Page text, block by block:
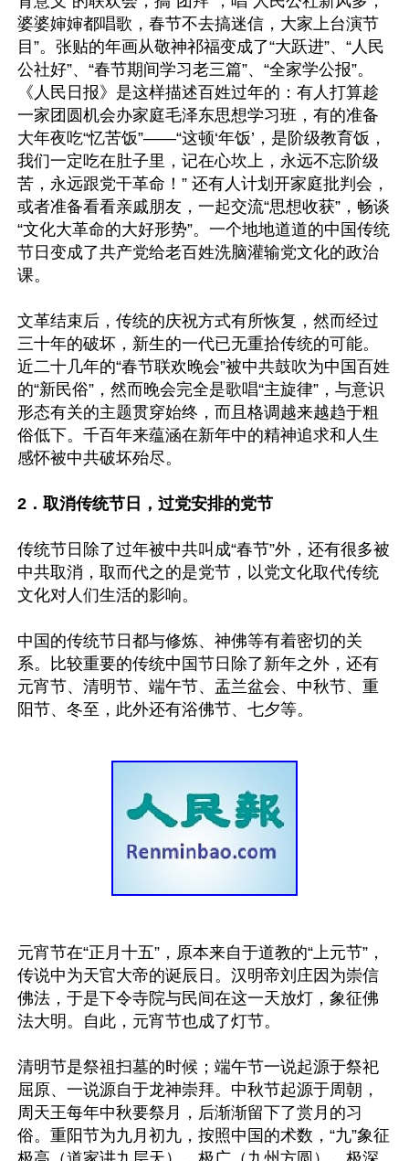
婆婆婶婶都唱歌，春节不去搞迷信，大家上台演节
目”。张贴的年画从敬神祁福变成了“大跃进”、“人民
公社好”、“春节期间学习老三篇”、“全家学公报”。
《人民日报》是这样描述百姓过年的：有人打算趁
一家团圆机会办家庭毛泽东思想学习班，有的准备
大年夜吃“忆苦饭”——“这顿‘年饭’，是阶级教育饭，
我们一定吃在肚子里，记在心坎上，永远不忘阶级
苦，永远跟党干革命！” 还有人计划开家庭批判会，
或者准备看看亲戚朋友，一起交流“思想收获”，畅谈
“文化大革命的大好形势”。一个地地道道的中国传统
节日变成了共产党给老百姓洗脑灌输党文化的政治
课。
文革结束后，传统的庆祝方式有所恢复，然而经过
三十年的破坏，新生的一代已无重拾传统的可能。
近二十几年的“春节联欢晚会”被中共鼓吹为中国百姓
的“新民俗”，然而晚会完全是歌唱“主旋律”，与意识
形态有关的主题贯穿始终，而且格调越来越趋于粗
俗低下。千百年来蕴涵在新年中的精神追求和人生
感怀被中共破坏殆尽。
2．取消传统节日，过党安排的党节
传统节日除了过年被中共叫成“春节”外，还有很多被
中共取消，取而代之的是党节，以党文化取代传统
文化对人们生活的影响。
中国的传统节日都与修炼、神佛等有着密切的关
系。比较重要的传统中国节日除了新年之外，还有
元宵节、清明节、端午节、盂兰盆会、中秋节、重
元宵节在“正月十五”，原本来自于道教的“上元节”，
传说中为天官大帝的诞辰日。汉明帝刘庄因为崇信
佛法，于是下令寺院与民间在这一天放灯，象征佛
法大明。自此，元宵节也成了灯节。
清明节是祭祖扫墓的时候；端午节一说起源于祭祀
屈原、一说源自于龙神崇拜。中秋节起源于周朝，
周天王每年中秋要祭月，后渐渐留下了赏月的习
俗。重阳节为九月初九，按照中国的术数，“九”象征